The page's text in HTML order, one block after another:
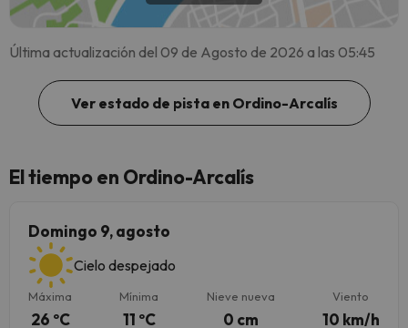
Última actualización del 09 de Agosto de 2026 a las 05:45
Ver estado de pista en Ordino-Arcalís
El tiempo en Ordino-Arcalís
Domingo 9, agosto
Cielo despejado
Máxima
26 ºC
Mínima
11 ºC
Nieve nueva
0 cm
Viento
10 km/h